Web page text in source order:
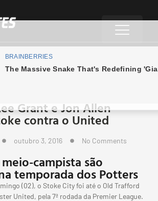
Grant e Jon Allen
contra o United
outubro 3, 2016 No Comments
campista são
temporada dos Potters
(02), o Stoke City foi até o Old Trafford
United, pela 7ª rodada da Premier League.